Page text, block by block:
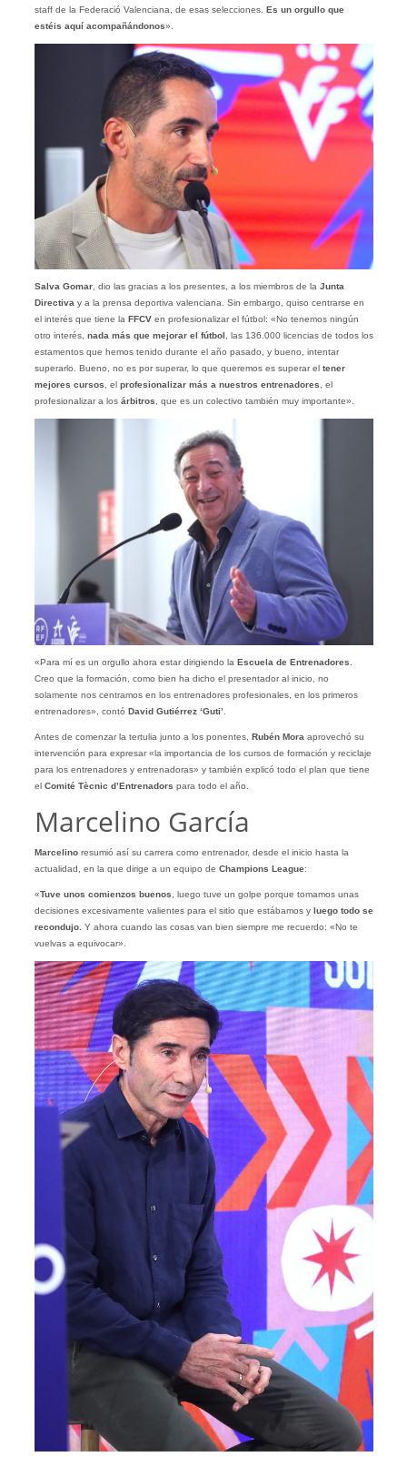
staff de la Federació Valenciana, de esas selecciones. Es un orgullo que
estéis aquí acompañándonos».
Salva Gomar, dio las gracias a los presentes, a los miembros de la Junta
Directivay a la prensa deportiva valenciana. Sin embargo, quiso centrarse en
el interés que tiene la FFCVen profesionalizar el fútbol: «No tenemos ningún
otro interés, nada más que mejorar el fútbol, las 136.000 licencias de todos los
estamentos que hemos tenido durante el año pasado, y bueno, intentar
superarlo. Bueno, no es por superar, lo que queremos es superar eltener
mejores cursos, el profesionalizar más a nuestros entrenadores, el
profesionalizar a los árbitros, que es un colectivo también muy importante».
«Para mí es un orgullo ahora estar dirigiendo la Escuela de Entrenadores
Creo que la formación, como bien ha dicho el presentador al inicio, no
solamente nos centramos en los entrenadores profesionales, en los primeros
entrenadores», contó David Gutiérrez ‘Guti’
Antes de comenzar la tertulia junto a los ponentes, Rubén Mora aprovechó su
intervención para expresar «la importancia de los cursos de formación y reciclaje
para los entrenadores y entrenadoras» y también explicó todo el plan que tiene
el Comité Tècnic d’Entrenadors para todo el año.
Marcelino García
Marcelinoresumió así su carrera como entrenador, desde el inicio hasta la
actualidad, en la que dirige a un equipo de Champions League:
«Tuve unos comienzos buenos , luego tuve un golpe porque tomamos unas
decisiones excesivamente valientes para el sitio que estábamos y luego todo se
recondujo. Y ahora cuando las cosas van bien siempre me recuerdo: «No te
vuelvas a equivocar».